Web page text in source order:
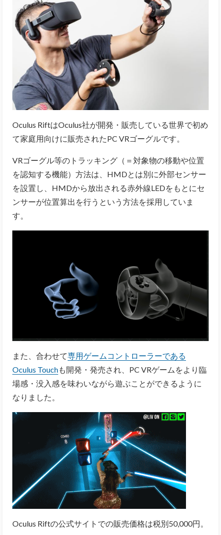
Oculus RiftはOculus社が開発・販売している世界で初め
て家庭用向けに販売されたPC VRゴーグルです。
VRゴーグル等のトラッキング（＝対象物の移動や位置
を認知する機能）方法は、HMDとは別に外部センサー
を設置し、HMDから放出される赤外線LEDをもとにセ
ンサーが位置算出を行うという方法を採用していま
す。
また、合わせて専用ゲームコントローラーである
Oculus Touchも開発・発売され、PC VRゲームをより臨
場感・没入感を味わいながら遊ぶことができるように
なりました。
Oculus Riftの公式サイトでの販売価格は税別50,000円。